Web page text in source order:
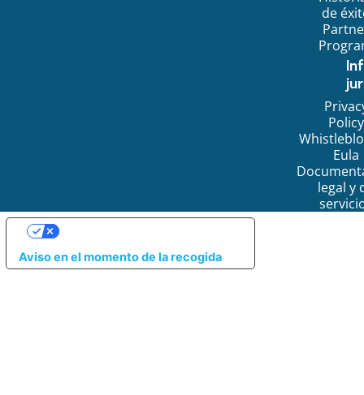
de
Policy
Eula
legal y
Aviso en el momento de la recogida